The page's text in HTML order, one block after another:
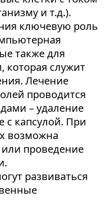
и т.д.).
ключевую роль
также для
которая служит
Лечение
проводится
– удаление
с капсулой. При
возможна
проведение
развиваться